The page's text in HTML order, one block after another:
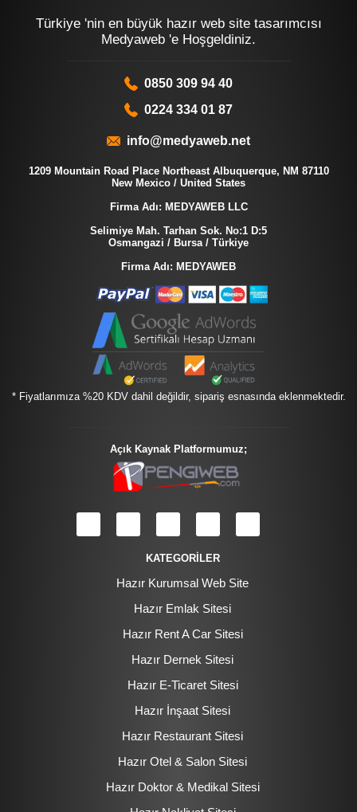
Türkiye 'nin en büyük hazır web site tasarımcısı
Medyaweb 'e Hoşgeldiniz.
0850 309 94 40
0224 334 01 87
info@medyaweb.net
1209 Mountain Road Place Northeast Albuquerque, NM 87110
New Mexico / United States
Firma Adı: MEDYAWEB LLC
Selimiye Mah. Tarhan Sok. No:1 D:5
Osmangazi / Bursa / Türkiye
Firma Adı: MEDYAWEB
* Fiyatlarımıza %20 KDV dahil değildir, sipariş esnasında eklenmektedir.
Açık Kaynak Platformumuz;
KATEGORİLER
Hazır Kurumsal Web Site
Hazır Emlak Sitesi
Hazır Rent A Car Sitesi
Hazır Dernek Sitesi
Hazır E-Ticaret Sitesi
Hazır İnşaat Sitesi
Hazır Restaurant Sitesi
Hazır Otel & Salon Sitesi
Hazır Doktor & Medikal Sitesi